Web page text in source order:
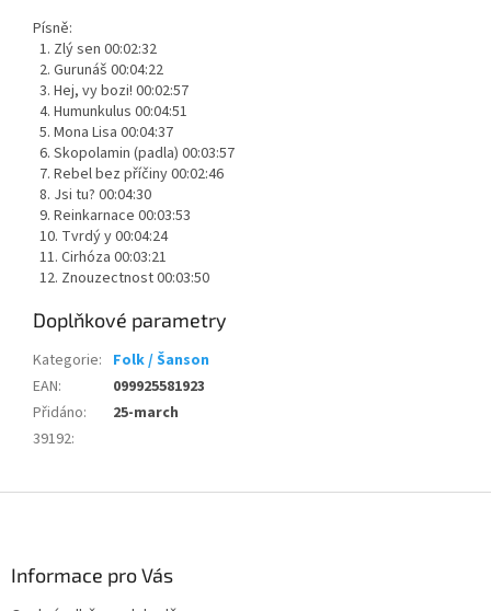
Písně:
1. Zlý sen 00:02:32
2. Gurunáš 00:04:22
3. Hej, vy bozi! 00:02:57
4. Humunkulus 00:04:51
5. Mona Lisa 00:04:37
6. Skopolamin (padla) 00:03:57
7. Rebel bez příčiny 00:02:46
8. Jsi tu? 00:04:30
9. Reinkarnace 00:03:53
10. Tvrdý y 00:04:24
11. Cirhóza 00:03:21
12. Znouzectnost 00:03:50
Doplňkové parametry
Kategorie: Folk / Šanson
EAN:
099925581923
Přidáno:
25-march
39192:
Informace pro Vás